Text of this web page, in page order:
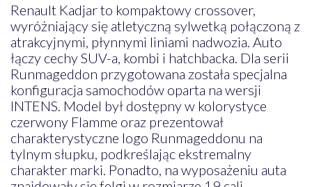
Renault Kadjar to kompaktowy crossover,
wyróżniający się atletyczną sylwetką połączoną z
atrakcyjnymi, płynnymi liniami nadwozia. Auto
łączy cechy SUV-a, kombi i hatchbacka. Dla serii
Runmageddon przygotowana została specjalna
konfiguracja samochodów oparta na wersji
INTENS. Model był dostępny w kolorystyce
czerwony Flamme oraz prezentował
charakterystyczne logo Runmageddonu na
tylnym słupku, podkreślając ekstremalny
charakter marki. Ponadto, na wyposażeniu auta